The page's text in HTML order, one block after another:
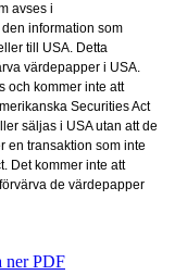
avses i
information som
till USA. Detta
värdepapper i USA.
och kommer inte att
Securities Act
säljas i USA utan att de
en transaktion som inte
Det kommer inte att
de värdepapper
ner PDF